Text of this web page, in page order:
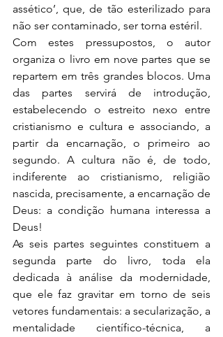
assético’, que, de tão esterilizado para
não ser contaminado, ser torna estéril.
Com estes pressupostos, o autor
organiza o livro em nove partes que se
repartem em três grandes blocos. Uma
das partes servirá de introdução,
estabelecendo o estreito nexo entre
cristianismo e cultura e associando, a
partir da encarnação, o primeiro ao
segundo. A cultura não é, de todo,
indiferente ao cristianismo, religião
nascida, precisamente, a encarnação de
Deus: a condição humana interessa a
Deus!
As seis partes seguintes constituem a
segunda parte do livro, toda ela
dedicada à análise da modernidade,
que ele faz gravitar em torno de seis
vetores fundamentais: a secularização, a
mentalidade científico-técnica, a